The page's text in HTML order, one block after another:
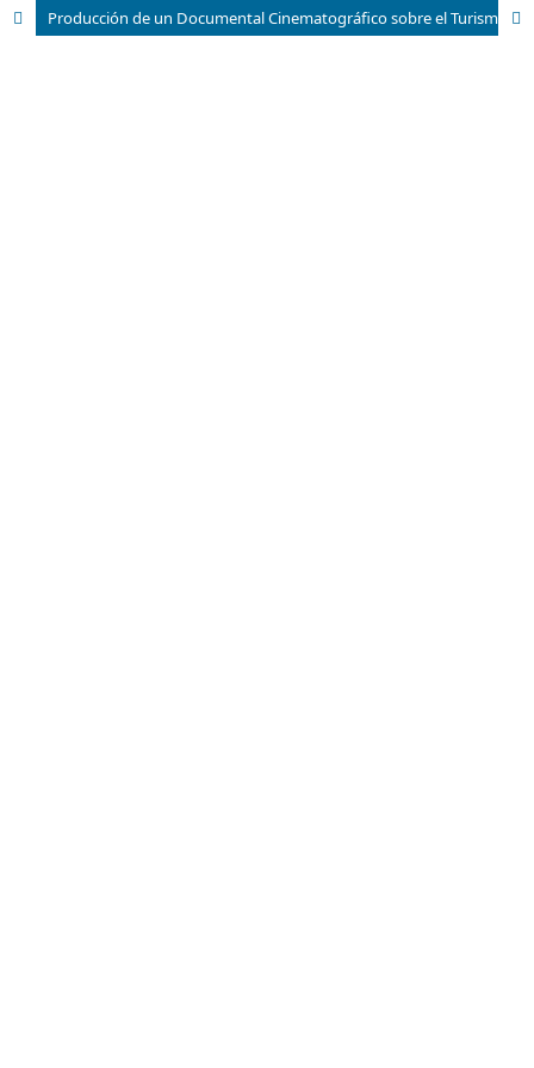
Producción de un Documental Cinematográfico sobre el Turismo en el Parque Recreacional la Llovizna en el Estado Bolívar